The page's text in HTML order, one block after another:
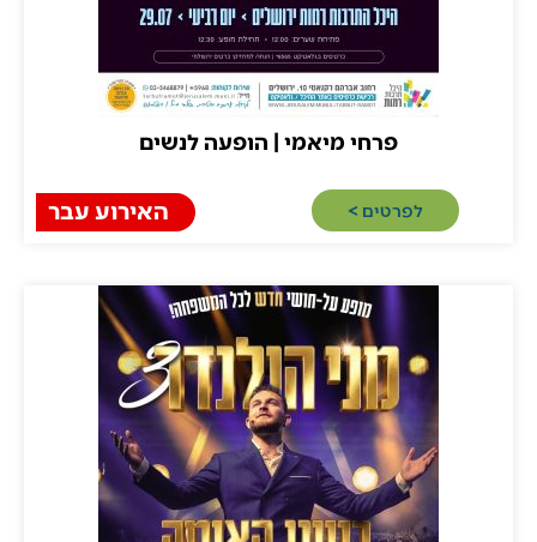
פרחי מיאמי | הופעה לנשים
לפרטים >​ ירושלים
האירוע עבר